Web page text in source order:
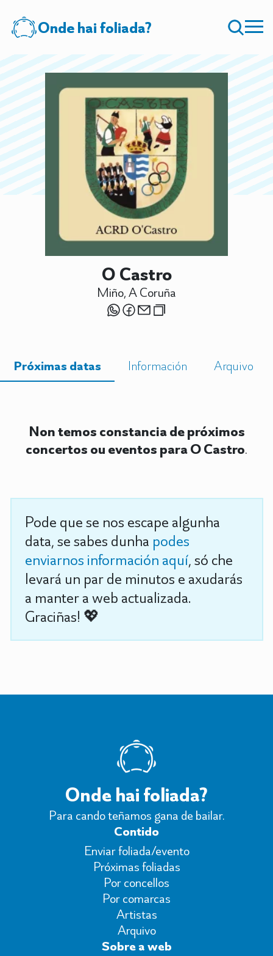
Onde hai foliada?
O Castro
Miño, A Coruña
Próximas datas Información Arquivo
Non temos constancia de próximos
concertos ou eventos para O Castro.
Pode que se nos escape algunha
data, se sabes dunha podes
enviarnos información aquí, só che
levará un par de minutos e axudarás
a manter a web actualizada.
Graciñas! 💖
Onde hai foliada?
Para cando teñamos gana de bailar.
Contido
Enviar foliada/evento
Próximas foliadas
Por concellos
Por comarcas
Artistas
Arquivo
Sobre a web